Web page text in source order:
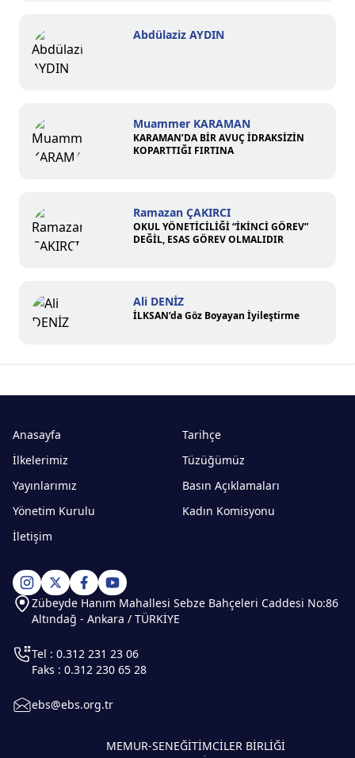
Abdülaziz AYDIN
Muammer KARAMAN
KARAMAN’DA BİR AVUÇ İDRAKSİZİN
KOPARTTIĞI FIRTINA
Ramazan ÇAKIRCI
OKUL YÖNETİCİLİĞİ “İKİNCİ GÖREV”
DEĞİL, ESAS GÖREV OLMALIDIR
Ali DENİZ
İLKSAN’da Göz Boyayan İyileştirme
Anasayfa
Tarihçe
İlkelerimiz
Tüzüğümüz
Yayınlarımız
Basın Açıklamaları
Yönetim Kurulu
Kadın Komisyonu
İletişim
MEMUR-SENEĞİTİMCİLER BİRLİĞİ
Zübeyde Hanım Mahallesi Sebze Bahçeleri Caddesi No:86
Altındağ - Ankara / TÜRKİYE
Tel : 0.312 231 23 06
Faks : 0.312 230 65 28
ebs@ebs.org.tr